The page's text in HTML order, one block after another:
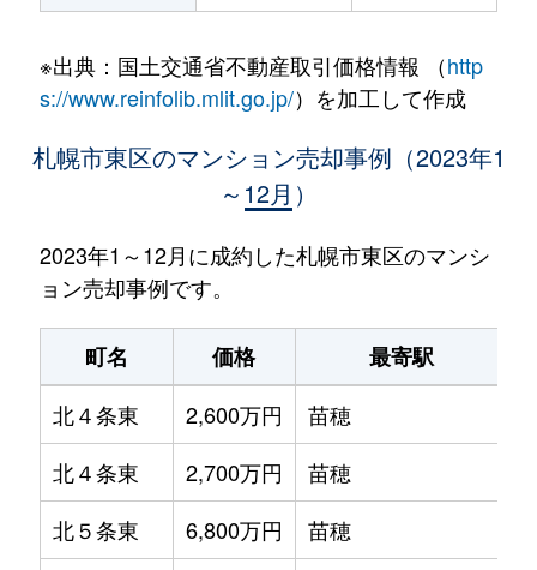
※出典：国土交通省不動産取引価格情報 （http
s://www.reinfolib.mlit.go.jp/）を加工して作成
札幌市東区のマンション売却事例（2023年1
～12月）
2023年1～12月に成約した札幌市東区のマンシ
ョン売却事例です。
町名 価格 最寄駅
北４条東
2,600万円 苗穂
北４条東
2,700万円 苗穂
北５条東
6,800万円 苗穂